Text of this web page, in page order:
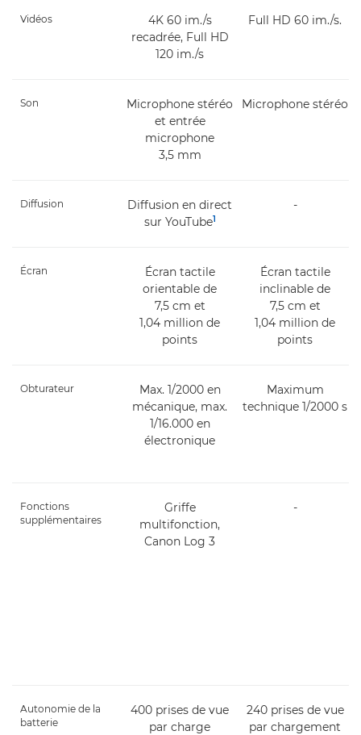
Vidéos
4K 60 im./s
recadrée, Full HD
120 im./s
Full HD 60 im./s.
Son
Microphone stéréo
et entrée
microphone
3,5 mm
Microphone stéréo
Diffusion
Diffusion en direct
sur YouTube1
-
Écran
Écran tactile
orientable de
7,5 cm et
1,04 million de
points
Écran tactile
inclinable de
7,5 cm et
1,04 million de
points
Obturateur
Max. 1/2000 en
mécanique, max.
1/16.000 en
électronique
Maximum
technique 1/2000 s
Fonctions
supplémentaires
Griffe
multifonction,
Canon Log 3
-
Autonomie de la
batterie
400 prises de vue
par charge
240 prises de vue
par chargement